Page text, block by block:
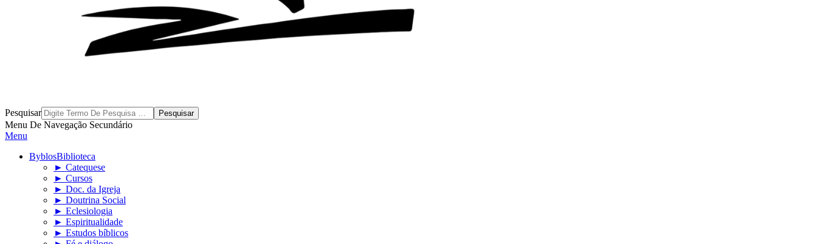
Byblos
Pesquisar
Menu De Navegação Secundário
Menu
ByblosBiblioteca
► Catequese
► Cursos
► Doc. da Igreja
► Doutrina Social
► Eclesiologia
► Espiritualidade
► Estudos bíblicos